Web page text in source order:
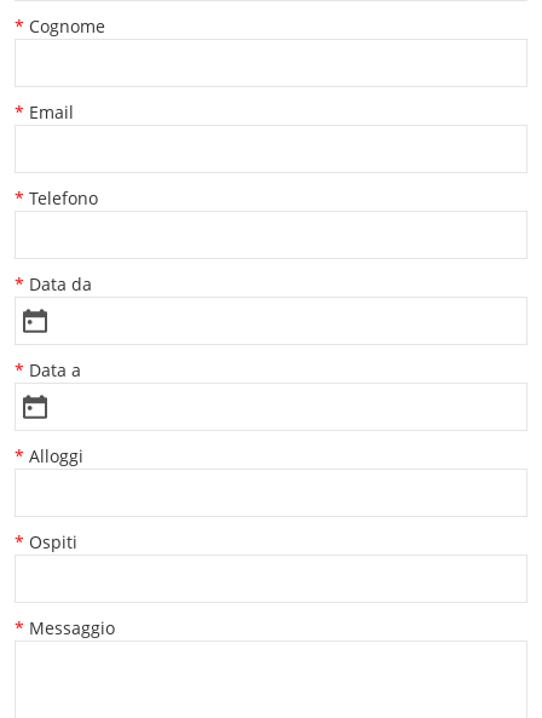
Cognome
Email
Telefono
Data da
Data a
Alloggi
Ospiti
Messaggio